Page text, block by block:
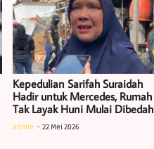
Kepedulian Sarifah Suraidah
Hadir untuk Mercedes, Rumah
Tak Layak Huni Mulai Dibedah
admin 22 Mei 2026